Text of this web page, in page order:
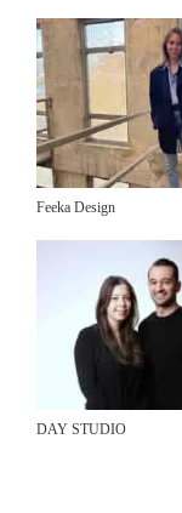
Feeka Design
DAY STUDIO